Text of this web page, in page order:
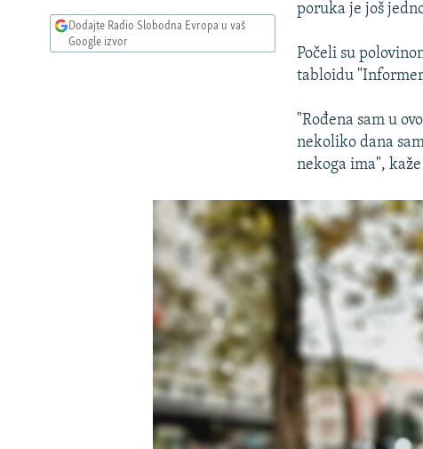
Dodajte Radio Slobodna Evropa u vaš
Google izvor
poruka je još
Počeli su
tabloidu
"Rođena sam u
nekoliko dana
nekoga ima",